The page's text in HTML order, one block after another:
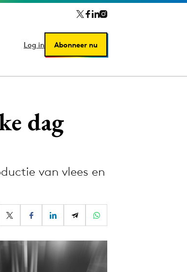
Log in Abonneer nu
Log in Abonneer nu
dag
van vlees en